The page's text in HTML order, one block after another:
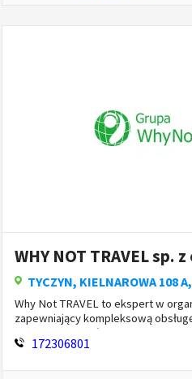
WHY NOT TRAVEL sp.
TYCZYN, KIELNAROWA 108 A,
Why Not TRAVEL to ekspert w
zapewniający kompleksową
rezerwację biletów lotniczych,
172306801